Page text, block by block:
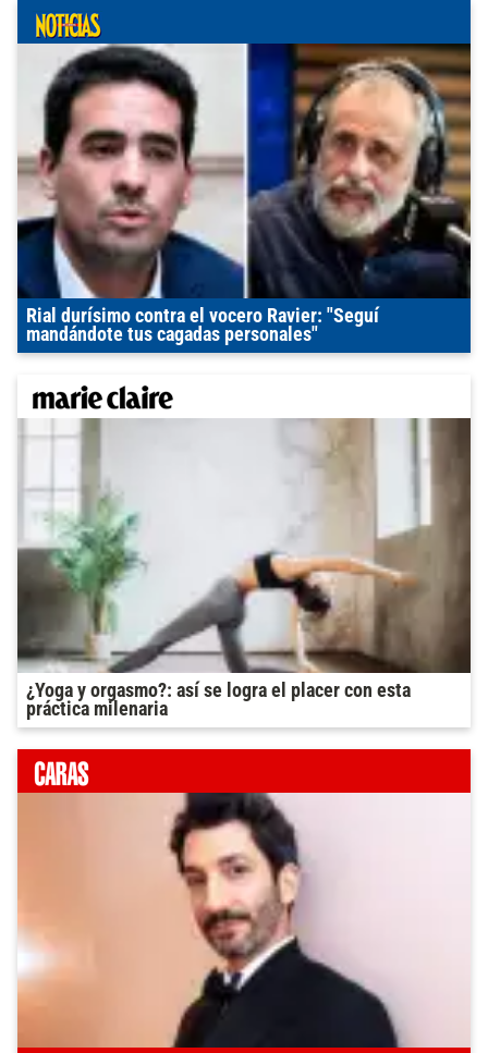
Rial durísimo contra el vocero Ravier: "Seguí
mandándote tus cagadas personales"
¿Yoga y orgasmo?: así se logra el placer con esta
práctica milenaria